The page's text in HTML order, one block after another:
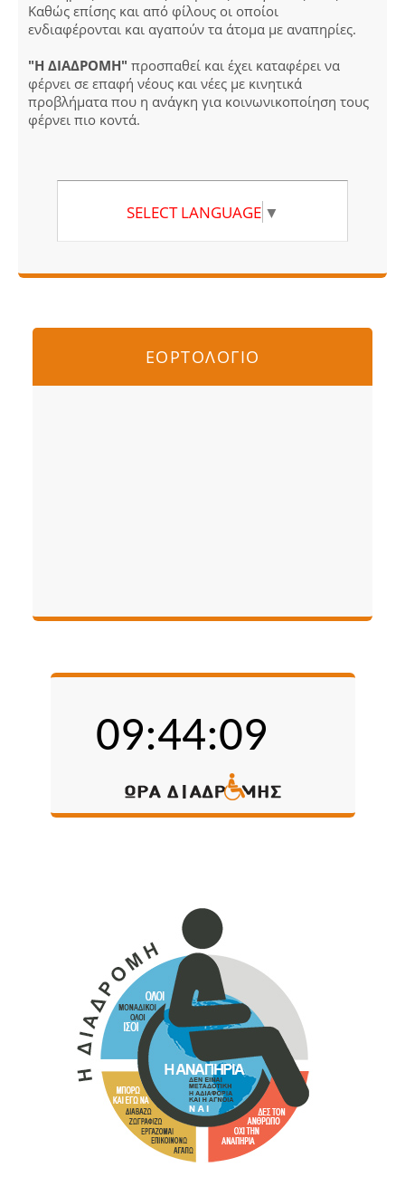
Καθώς επίσης και από φίλους οι οποίοι
ενδιαφέρονται και αγαπούν τα άτομα με αναπηρίες.
"Η ΔΙΑΔΡΟΜΗ" προσπαθεί και έχει καταφέρει να
φέρνει σε επαφή νέους και νέες με κινητικά
προβλήματα που η ανάγκη για κοινωνικοποίηση τους
φέρνει πιο κοντά.
SELECT LANGUAGE ▼
ΕΟΡΤΟΛΟΓΙΟ